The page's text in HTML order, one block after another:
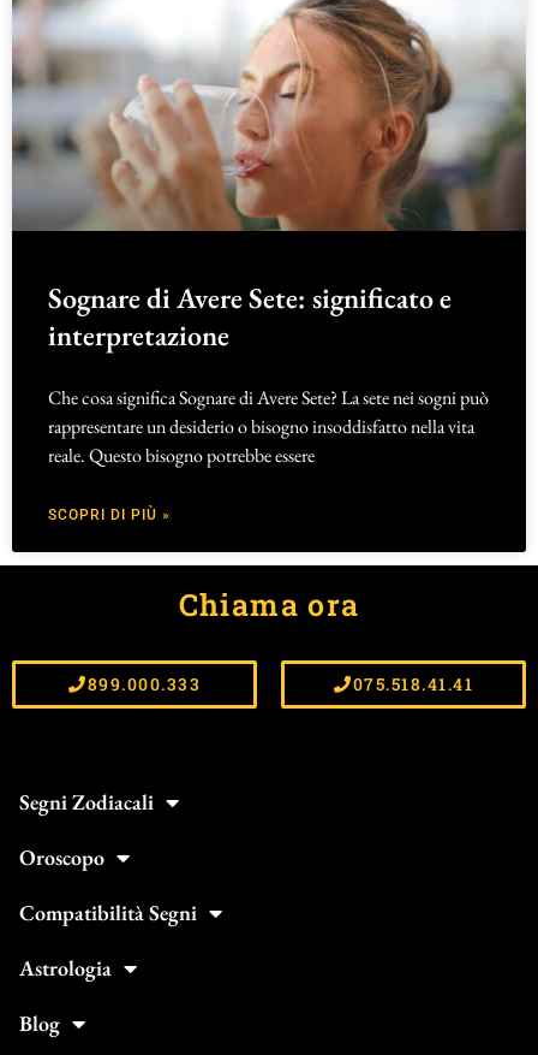
Sognare di Avere Sete: significato e
interpretazione
Che cosa significa Sognare di Avere Sete? La sete nei sogni può
rappresentare un desiderio o bisogno insoddisfatto nella vita
reale. Questo bisogno potrebbe essere
SCOPRI DI PIÙ »
Chiama ora
899.000.333 075.518.41.41
Segni Zodiacali
Oroscopo
Compatibilità Segni
Astrologia
Blog